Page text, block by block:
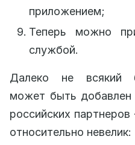
приложением;
Теперь можно
службой.
Далеко не всякий
может быть
российских
относительно невелик: